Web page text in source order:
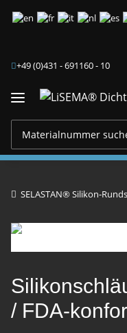
+49 (0)431 - 691160 - 10
SELASTAN® Silikon-
/ FDA-